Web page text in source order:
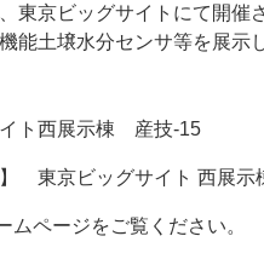
東京ビッグサイトにて開催
能土壌水分センサ等を展示
イト西展示棟 産技-15
東京ビッグサイト 西展示
ページをご覧ください。